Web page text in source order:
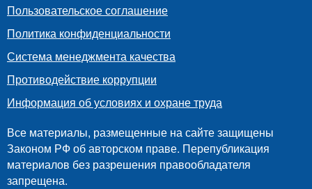
Пользовательское соглашение
Политика конфиденциальности
Система менеджмента качества
Противодействие коррупции
Информация об условиях и охране труда
Все материалы, размещенные на сайте защищены
Законом РФ об авторском праве. Перепубликация
материалов без разрешения правообладателя
запрещена.